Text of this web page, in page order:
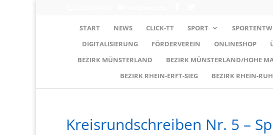
START NEWS CLICK-TT SPORT
DIGITALISIERUNG
FÖRDERVEREIN ONLINESHOP
BEZIRK MÜNSTERLAND
BEZIRK MÜNSTERLAND/HOHE
BEZIRK RHEIN-ERFT-SIEG
BEZIRK RHEIN-
Kreisrundschreiben Nr. 5 –